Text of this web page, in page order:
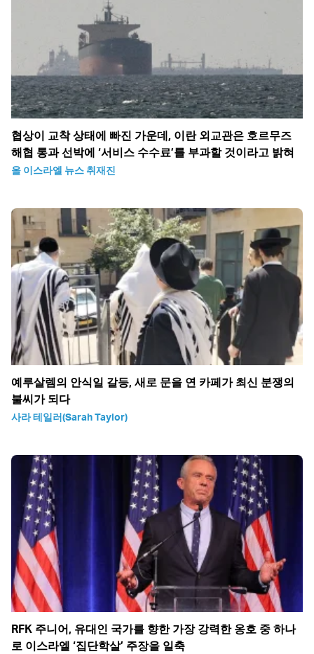
협상이 교착 상태에 빠진 가운데, 이란 외교관은 호르무즈
해협 통과 선박에 ‘서비스 수수료’를 부과할 것이라고 밝혀
올 이스라엘 뉴스 취재진
예루살렘의 안식일 갈등, 새로 문을 연 카페가 최신 분쟁의
불씨가 되다
사라 테일러(Sarah Taylor)
RFK 주니어, 유대인 국가를 향한 가장 강력한 옹호 중 하나
로 이스라엘 ‘집단학살’ 주장을 일축